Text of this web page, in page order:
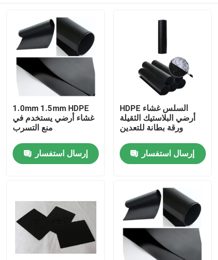
منزل
حول بنا
أشرطة فيديو
1.0mm 1.5mm HDPE
غشاء أرضي يستخدم في
منع التسرب
إرسال استفسار
HDPE السلس غشاء
أرضي البلاستيك الثقيلة
ورقة بطانة للتعدين
إرسال استفسار